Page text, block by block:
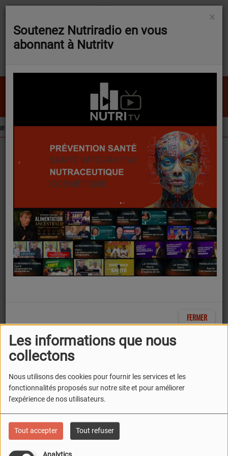
Les informations que nous
collectons
Nous utilisons des cookies pour fournir les services et les
fonctionnalités proposés sur notre site et pour améliorer
l'expérience de nos utilisateurs.
Tout accepter Tout refuser
Ghostbusters
RAY PARKER JR
FLASH NEWS
trois ingrédients d’intérêt pour la nutraceutique L’extrait de carotte
Podcasts Nutricast Intérêts de la micronutrition dans le cadre d’infections urinaires.
Intérêts de la
micronutrition dans le
cadre d’infections
urinaires.
06 JUIN 2024
ÉCOUTER LE PODCAST
×
Soutenez Nutriradio en vous
abonnant à Nutritv
FERMER